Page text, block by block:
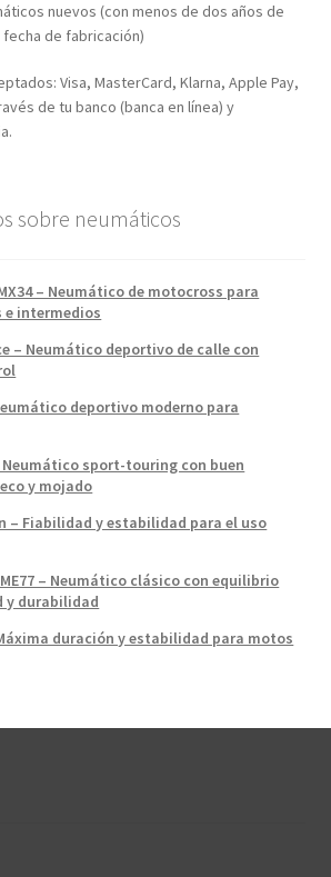
nuevos (con menos de dos años de
de fabricación)
Visa, MasterCard, Klarna, Apple Pay,
de tu banco (banca en línea) y
sobre neumáticos
– Neumático de motocross para
e intermedios
– Neumático deportivo de calle con
deportivo moderno para
Neumático sport-touring con buen
y mojado
– Fiabilidad y estabilidad para el uso
– Neumático clásico con equilibrio
y durabilidad
duración y estabilidad para motos